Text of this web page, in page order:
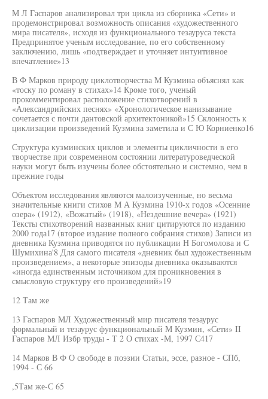
М Л Гаспаров анализировал три цикла из сборника «Сети» и
продемонстрировал возможность описания «художественного
мира писателя», исходя из функционального тезауруса текста
Предпринятое ученым исследование, по его собственному
заключению, лишь «подтверждает и уточняет интуитивное
впечатление»13
В Ф Марков природу циклотворчества М Кузмина объяснял как
«тоску по роману в стихах»14 Кроме того, ученый
прокомментировал расположение стихотворений в
«Александрийских песнях» «Хронологическое нанизывание
сочетается с почти дантовской архитектоникой»15 Склонность к
циклизации произведений Кузмина заметила и С Ю Корниенко16
Структура кузминских циклов и элементы цикличности в его
творчестве при современном состоянии литературоведческой
науки могут быть изучены более обстоятельно и системно, чем в
прежние годы
Объектом исследования являются малоизученные, но весьма
значительные книги стихов М А Кузмина 1910-х годов «Осенние
озера» (1912), «Вожатый» (1918), «Нездешние вечера» (1921)
Тексты стихотворений названных книг цитируются по изданию
2000 года17 (второе издание полного собрания стихов) Записи из
дневника Кузмина приводятся по публикации Н Богомолова и С
Шумихина'8 Для самого писателя «дневник был художественным
произведением», а некоторые эпизоды дневника оказываются
«иногда единственным источником для проникновения в
смысловую структуру его произведений»19
12 Там же
13 Гаспаров МЛ Художественный мир писателя тезаурус
формальный и тезаурус функциональный М Кузмин, «Сети» II
Гаспаров МЛ Избр труды - Т 2 О стихах -М, 1997 С417
14 Марков В Ф О свободе в поэзии Статьи, эссе, разное - СПб,
1994 - С 66
,5Там же-С 65